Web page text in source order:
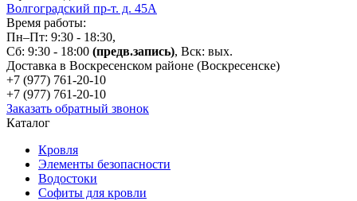
Волгоградский пр-т. д. 45А
Время работы:
Пн–Пт: 9:30 - 18:30,
Сб: 9:30 - 18:00 (предв.запись), Вск: вых.
Доставка в Воскресенском районе (Воскресенске)
+7 (977) 761-20-10
+7 (977) 761-20-10
Заказать обратный звонок
Каталог
Кровля
Элементы безопасности
Водостоки
Софиты для кровли